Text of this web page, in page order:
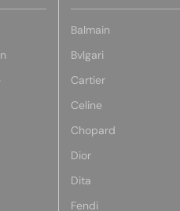
Balmain
Bvlgari
Cartier
Celine
Chopard
Dior
Dita
Fendi